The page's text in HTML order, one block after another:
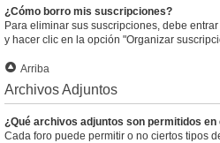
¿Cómo borro mis suscripciones?
Para eliminar sus suscripciones, debe
y hacer clic en la opción "Organizar
Arriba
Archivos Adjuntos
¿Qué archivos adjuntos son permitidos en
Cada foro puede permitir o no ciertos tipos